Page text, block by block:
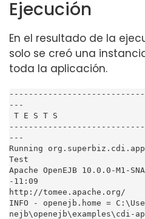
Ejecución
En el resultado de la
solo se creó una
toda la aplicación.
---
---
Running
Test
Apache OpenEJB 10.0.0-M1-
-11:09
http://tomee.apache.org/
INFO - openejb.home =
nejb\openejb\examples\cdi-